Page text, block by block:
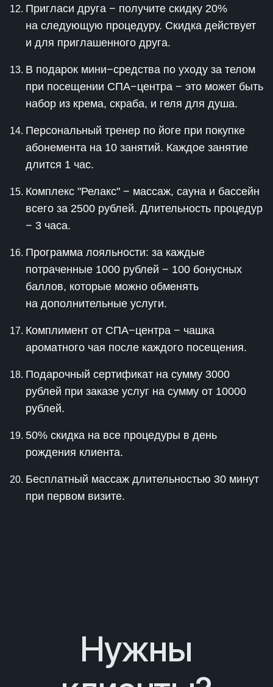
Пригласи друга − получите скидку 20%
на следующую процедуру. Скидка действует
и для приглашенного друга.
В подарок мини−средства по уходу за телом
при посещении СПА−центра − это может быть
набор из крема, скраба, и геля для душа.
Персональный тренер по йоге при покупке
абонемента на 10 занятий. Каждое занятие
длится 1 час.
Комплекс "Релакс" − массаж, сауна и бассейн
всего за 2500 рублей. Длительность процедур
− 3 часа.
Программа лояльности: за каждые
потраченные 1000 рублей − 100 бонусных
баллов, которые можно обменять
на дополнительные услуги.
Комплимент от СПА−центра − чашка
ароматного чая после каждого посещения.
Подарочный сертификат на сумму 3000
рублей при заказе услуг на сумму от 10000
рублей.
50% скидка на все процедуры в день
рождения клиента.
Бесплатный массаж длительностью 30 минут
при первом визите.
Нужны